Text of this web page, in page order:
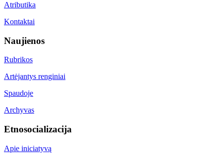
Atributika
Kontaktai
Naujienos
Rubrikos
Artėjantys renginiai
Spaudoje
Archyvas
Etnosocializacija
Apie iniciatyvą